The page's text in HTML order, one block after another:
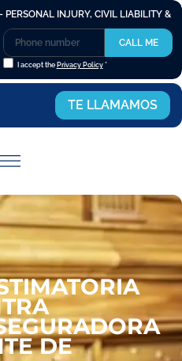
INJURY, CIVIL LIABILITY &
I accept the Privacy Policy*
CALL ME
TE LLAMAMOS
DE